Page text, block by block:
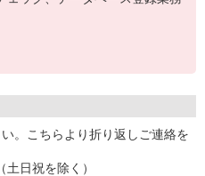
。こちらより折り返しご連絡を
日祝を除く）